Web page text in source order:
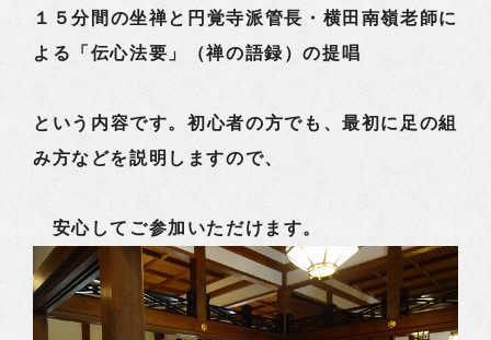
１５分間の坐禅と円覚寺派管長・横田南嶺老師に
よる「伝心法要」（禅の語録）の提唱
という内容です。初心者の方でも、最初に足の組
み方などを説明しますので、
安心してご参加いただけます。